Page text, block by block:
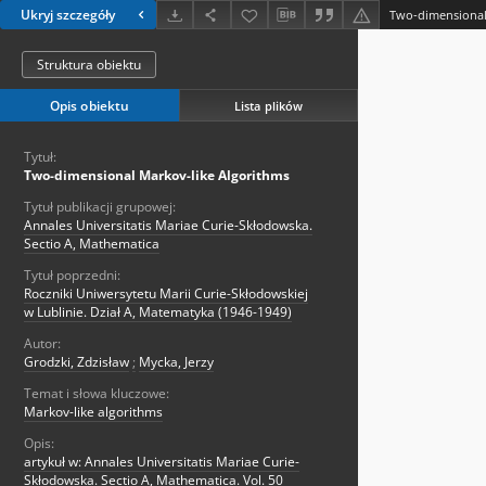
Ukryj szczegóły Two-
Struktura obiektu
Opis obiektu Lista plików
Tytuł:
Two-dimensional Markov-like Algorithms
Tytuł publikacji grupowej:
Annales Universitatis Mariae Curie-Skłodowska.
Sectio A, Mathematica
Tytuł poprzedni:
Roczniki Uniwersytetu Marii Curie-Skłodowskiej
w Lublinie. Dział A, Matematyka (1946-1949)
Autor:
Grodzki, Zdzisław ; Mycka, Jerzy
Temat i słowa kluczowe:
Markov-like algorithms
Opis:
artykuł w: Annales Universitatis Mariae Curie-
Skłodowska. Sectio A, Mathematica. Vol. 50